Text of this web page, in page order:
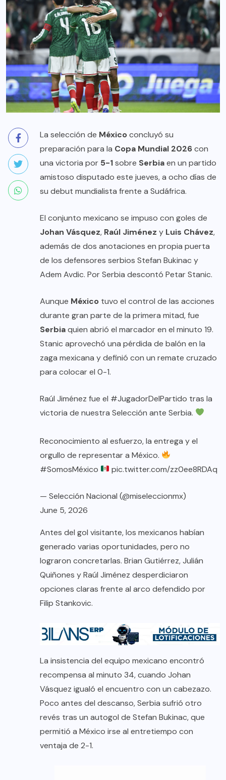
La selección de Méxicoconcluyó su
preparación para la Copa Mundial 2026con
una victoria por 5-1sobre Serbiaen un partido
amistoso disputado este jueves, a ocho días de
su debut mundialista frente a Sudáfrica.
El conjunto mexicano se impuso con goles de
Johan Vásquez, Raúl Jiménez y Luis Chávez,
además de dos anotaciones en propia puerta
de los defensores serbios Stefan Bukinac y
Adem Avdic. Por Serbia descontó Petar Stanic.
Aunque México tuvo el control de las acciones
durante gran parte de la primera mitad, fue
Serbiaquien abrió el marcador en el minuto 19.
Stanic aprovechó una pérdida de balón en la
zaga mexicana y definió con un remate cruzado
para colocar el 0-1.
Raúl Jiménez fue el #JugadorDelPartido tras la
victoria de nuestra Selección ante Serbia.
Reconocimiento al esfuerzo, la entrega y el
orgullo de representar a México.
#SomosMéxico
pic.twitter.com/zz0ee8RDAq
— Selección Nacional (@miseleccionmx)
June 5, 2026
Antes del gol visitante, los mexicanos habían
generado varias oportunidades, pero no
lograron concretarlas. Brian Gutiérrez, Julián
Quiñones y Raúl Jiménez desperdiciaron
opciones claras frente al arco defendido por
Filip Stankovic.
La insistencia del equipo mexicano encontró
recompensa al minuto 34, cuando Johan
Vásquez igualó el encuentro con un cabezazo.
Poco antes del descanso, Serbia sufrió otro
revés tras un autogol de Stefan Bukinac, que
permitió a México irse al entretiempo con
ventaja de 2-1.